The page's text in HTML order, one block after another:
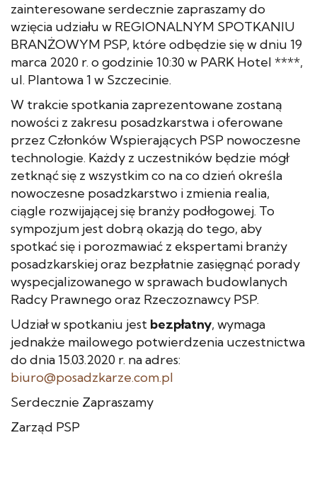
zainteresowane serdecznie zapraszamy do
wzięcia udziału w REGIONALNYM SPOTKANIU
BRANŻOWYM PSP, które odbędzie się w dniu 19
marca 2020 r. o godzinie 10:30 w PARK Hotel ****,
ul. Plantowa 1 w Szczecinie.
W trakcie spotkania zaprezentowane zostaną
nowości z zakresu posadzkarstwa i oferowane
przez Członków Wspierających PSP nowoczesne
technologie. Każdy z uczestników będzie mógł
zetknąć się z wszystkim co na co dzień określa
nowoczesne posadzkarstwo i zmienia realia,
ciągle rozwijającej się branży podłogowej. To
sympozjum jest dobrą okazją do tego, aby
spotkać się i porozmawiać z ekspertami branży
posadzkarskiej oraz bezpłatnie zasięgnąć porady
wyspecjalizowanego w sprawach budowlanych
Radcy Prawnego oraz Rzeczoznawcy PSP.
Udział w spotkaniu jest bezpłatny, wymaga
jednakże mailowego potwierdzenia uczestnictwa
do dnia 15.03.2020 r. na adres:
biuro@posadzkarze.com.pl
Serdecznie Zapraszamy
Zarząd PSP